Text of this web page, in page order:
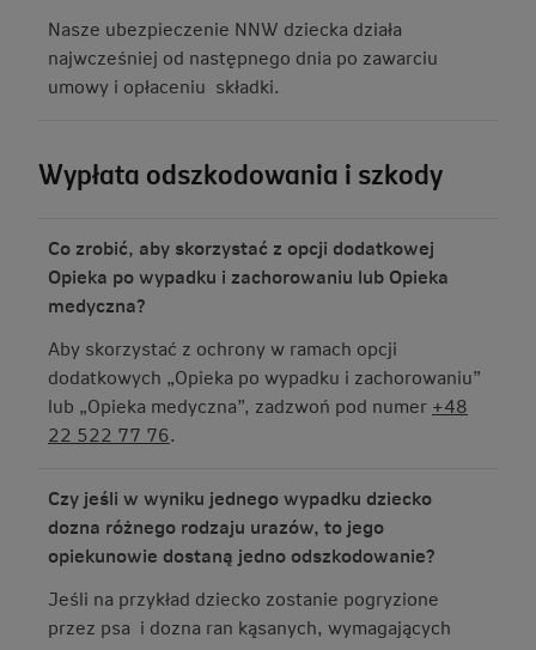
Nasze ubezpieczenie NNW dziecka działa
najwcześniej od następnego dnia po zawarciu
umowy i opłaceniu składki.
Wypłata odszkodowania i szkody
Co zrobić, aby skorzystać z opcji dodatkowej
Opieka po wypadku i zachorowaniu lub Opieka
medyczna?
Aby skorzystać z ochrony w ramach opcji
dodatkowych „Opieka po wypadku i zachorowaniu”
lub „Opieka medyczna”, zadzwoń pod numer +48
22 522 77 76.
Czy jeśli w wyniku jednego wypadku dziecko
dozna różnego rodzaju urazów, to jego
opiekunowie dostaną jedno odszkodowanie?
Jeśli na przykład dziecko zostanie pogryzione
przez psa i dozna ran kąsanych, wymagających